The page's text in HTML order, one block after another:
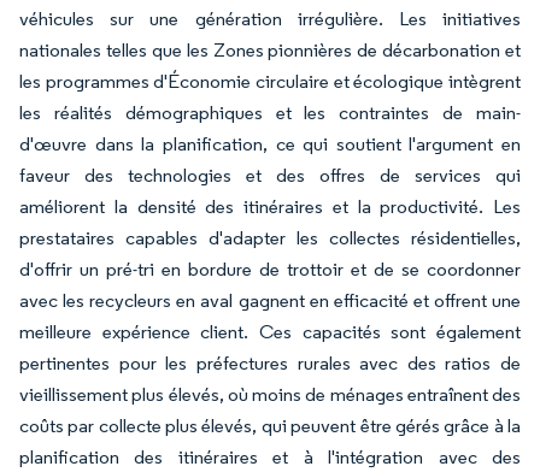
véhicules sur une génération irrégulière. Les initiatives
nationales telles que les Zones pionnières de décarbonation et
les programmes d'Économie circulaire et écologique intègrent
les réalités démographiques et les contraintes de main-
d'œuvre dans la planification, ce qui soutient l'argument en
faveur des technologies et des offres de services qui
améliorent la densité des itinéraires et la productivité. Les
prestataires capables d'adapter les collectes résidentielles,
d'offrir un pré-tri en bordure de trottoir et de se coordonner
avec les recycleurs en aval gagnent en efficacité et offrent une
meilleure expérience client. Ces capacités sont également
pertinentes pour les préfectures rurales avec des ratios de
vieillissement plus élevés, où moins de ménages entraînent des
coûts par collecte plus élevés, qui peuvent être gérés grâce à la
planification des itinéraires et à l'intégration avec des